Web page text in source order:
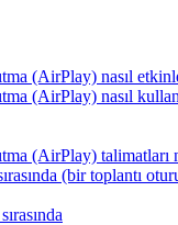
(AirPlay) nasıl
(AirPlay) nasıl
(AirPlay) talimatları
(bir toplantı